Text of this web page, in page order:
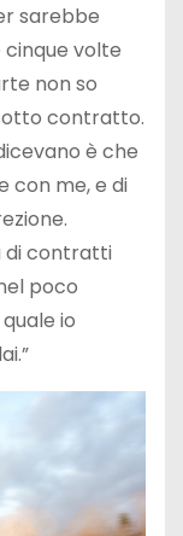
sarebbe
volte
non so
contratto.
è che
con me, e di
di contratti
poco
io